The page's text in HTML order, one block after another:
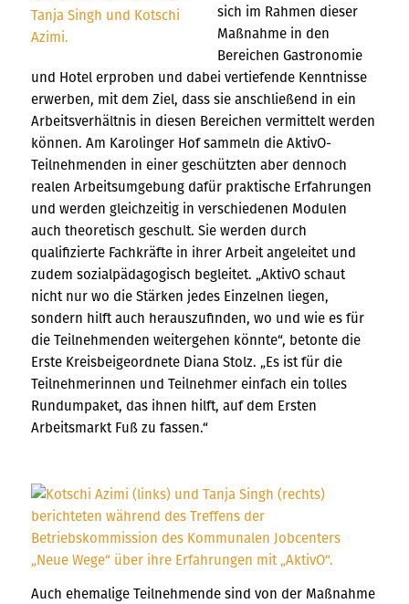
sich im Rahmen dieser
Maßnahme in den
Bereichen Gastronomie
und Hotel erproben und dabei vertiefende Kenntnisse
erwerben, mit dem Ziel, dass sie anschließend in ein
Arbeitsverhältnis in diesen Bereichen vermittelt werden
können. Am Karolinger Hof sammeln die AktivO-
Teilnehmenden in einer geschützten aber dennoch
realen Arbeitsumgebung dafür praktische Erfahrungen
und werden gleichzeitig in verschiedenen Modulen
auch theoretisch geschult. Sie werden durch
qualifizierte Fachkräfte in ihrer Arbeit angeleitet und
zudem sozialpädagogisch begleitet. „AktivO schaut
nicht nur wo die Stärken jedes Einzelnen liegen,
sondern hilft auch herauszufinden, wo und wie es für
die Teilnehmenden weitergehen könnte“, betonte die
Erste Kreisbeigeordnete Diana Stolz. „Es ist für die
Teilnehmerinnen und Teilnehmer einfach ein tolles
Rundumpaket, das ihnen hilft, auf dem Ersten
Arbeitsmarkt Fuß zu fassen.“
Auch ehemalige Teilnehmende sind von der Maßnahme